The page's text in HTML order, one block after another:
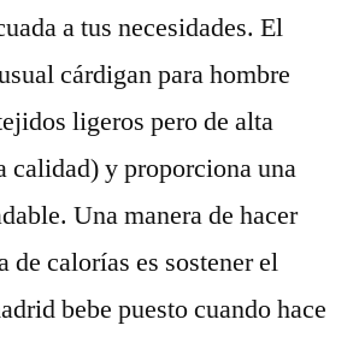
a tus necesidades. El
cárdigan para hombre
ligeros pero de alta
calidad) y proporciona una
Una manera de hacer
de calorías es sostener el
bebe puesto cuando hace